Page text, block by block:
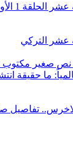
1 الأولى
التركي
ما حقيقة
تفاصيل